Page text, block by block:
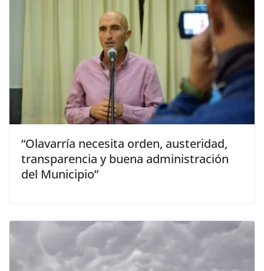
“Olavarría necesita orden, austeridad,
transparencia y buena administración
del Municipio”